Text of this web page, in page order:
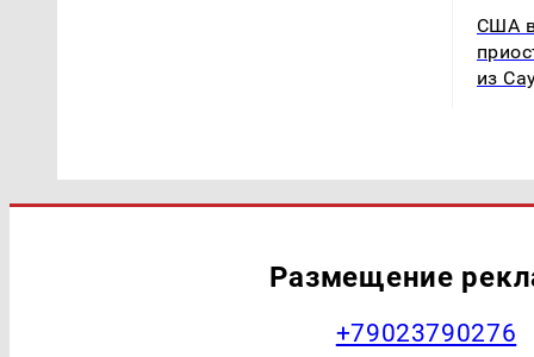
США
из
Размещение
+79023790276